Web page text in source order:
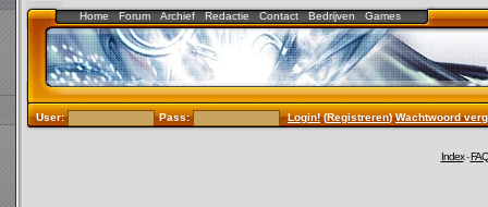
Home Forum Archief Redactie Contact Bedrijven Games
User: Pass: Login!(Registreren)Wachtwoord
Index-FAQ